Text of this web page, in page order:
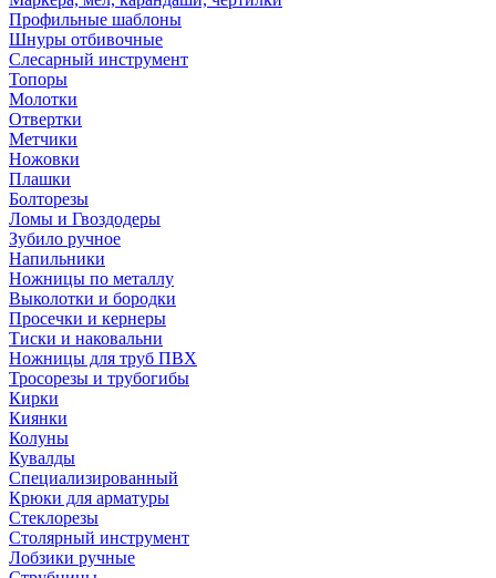
Профильные шаблоны
Шнуры отбивочные
Слесарный инструмент
Топоры
Молотки
Отвертки
Метчики
Ножовки
Плашки
Болторезы
Ломы и Гвоздодеры
Зубило ручное
Напильники
Ножницы по металлу
Выколотки и бородки
Просечки и кернеры
Тиски и наковальни
Ножницы для труб ПВХ
Тросорезы и трубогибы
Кирки
Киянки
Колуны
Кувалды
Специализированный
Крюки для арматуры
Стеклорезы
Столярный инструмент
Лобзики ручные